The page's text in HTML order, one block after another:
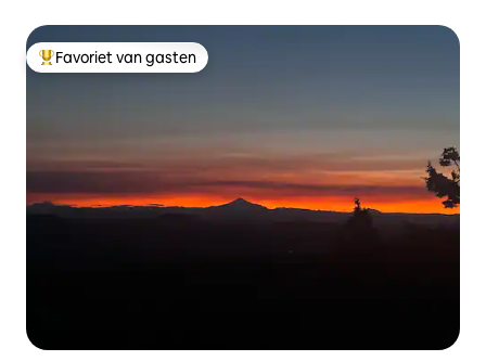
Topfavoriet van gasten
Favoriet van gasten